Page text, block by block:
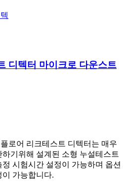
디텍터 마이크로 다운스트
로어 리크테스트 디텍터는 매우
기위해 설계된 소형 누설테스트
시험시간 설정이 가능하며 옵션
가능합니다.